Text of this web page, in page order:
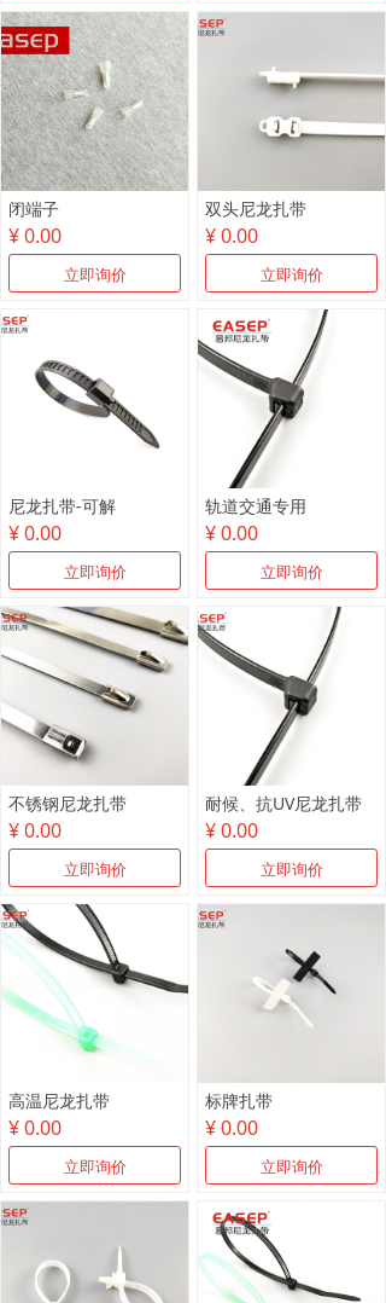
闭端子
¥ 0.00
立即询价
双头尼龙扎带
¥ 0.00
立即询价
尼龙扎带-可解
¥ 0.00
立即询价
轨道交通专用
¥ 0.00
立即询价
不锈钢尼龙扎带
¥ 0.00
立即询价
耐候、抗UV尼龙扎带
¥ 0.00
立即询价
高温尼龙扎带
¥ 0.00
立即询价
标牌扎带
¥ 0.00
立即询价